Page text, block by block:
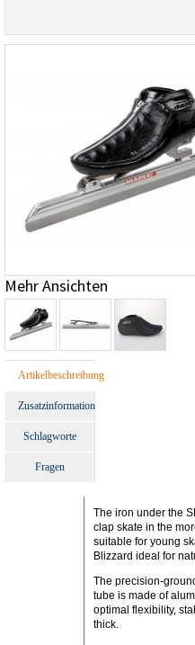
Mehr Ansichten
Artikelbeschreibung
Zusatzinformation
Schlagworte
Fragen
The iron under the
clap skate in the
suitable for young
Blizzard ideal for
The precision-
tube is made of
optimal flexibility,
thick.